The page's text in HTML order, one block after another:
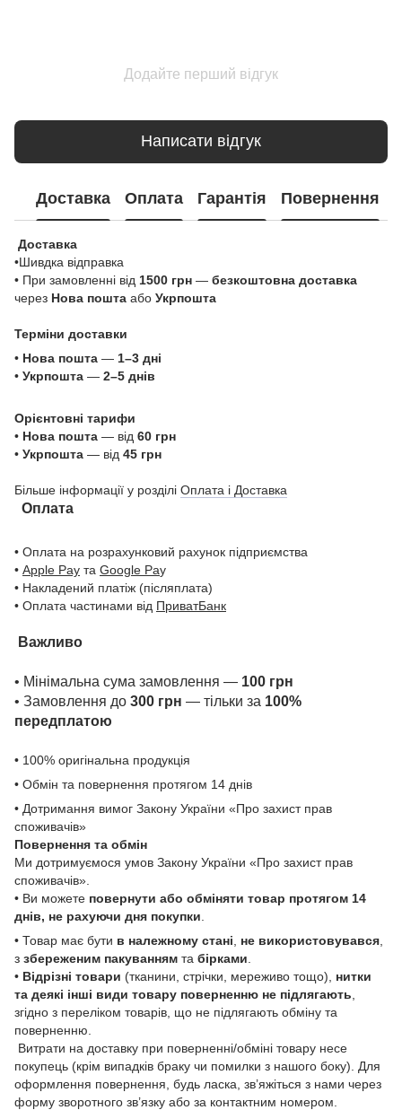
Додайте перший відгук
Написати відгук
Доставка Оплата Гарантія Повернення
Доставка
•Шивдка відправка
• При замовленні від 1500 грн — безкоштовна доставка
через Нова пошта або Укрпошта
Терміни доставки
• Нова пошта — 1–3 дні
• Укрпошта — 2–5 днів
Орієнтовні тарифи
• Нова пошта — від 60 грн
• Укрпошта — від 45 грн
Більше інформації у розділі Оплата і Доставка
Оплата
• Оплата на розрахунковий рахунок підприємства
• Apple Pay та Google Pay
• Накладений платіж (післяплата)
• Оплата частинами від ПриватБанк
Важливо
• Мінімальна сума замовлення — 100 грн
• Замовлення до 300 грн — тільки за 100%
передплатою
• 100% оригінальна продукція
• Обмін та повернення протягом 14 днів
• Дотримання вимог Закону України «Про захист прав
споживачів»
Повернення та обмін
Ми дотримуємося умов Закону України «Про захист прав
споживачів».
• Ви можете повернути або обміняти товар протягом 14
днів, не рахуючи дня покупки
• Товар має бути в належному стані не використовувався
з збереженим пакуванням та бірками
• Відрізні товари (тканини, стрічки, мереживо тощо), нитки
та деякі інші види товару поверненню не підлягають
згідно з переліком товарів, що не підлягають обміну та
поверненню.
Витрати на доставку при поверненні/обміні товару несе
покупець (крім випадків браку чи помилки з нашого боку). Для
оформлення повернення, будь ласка, зв’яжіться з нами через
форму зворотного зв’язку або за контактним номером.